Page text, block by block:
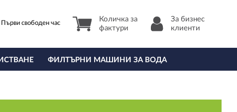
Първи свободен час
Количка за
фактури
За бизнес
клиенти
ФИЛТЪРНИ МАШИНИ ЗА ВОДА